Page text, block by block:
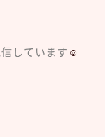
しています ☺︎